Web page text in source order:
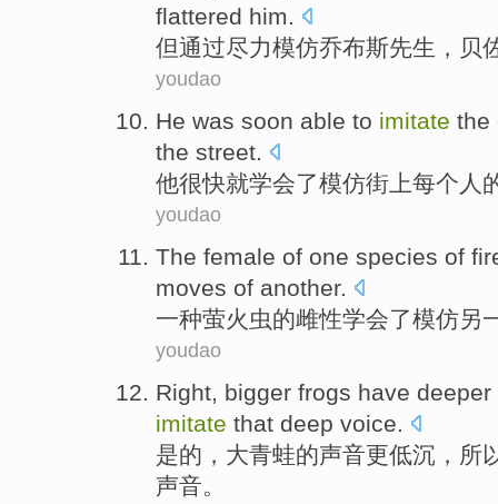
flattered him.
但通过尽力模仿乔布斯先生， 贝
youdao
He was soon able to imitate the
the street.
他很快就学会了模仿街上每个人
youdao
The female of one species of
moves of another.
一种萤火虫的雌性学会了模仿另
youdao
Right, bigger frogs have deeper
imitate that deep voice.
是的 ， 大青蛙的声音更低沉， 所
声音。